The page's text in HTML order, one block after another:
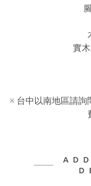
實
※ 台中以南地區請詢